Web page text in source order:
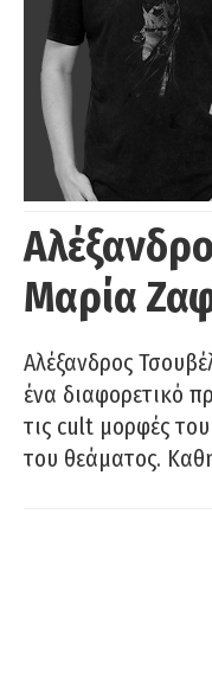
Μαρία
Αλέξανδρος
ένα διαφορετικό
τις cult μορφές
του θεάματος.